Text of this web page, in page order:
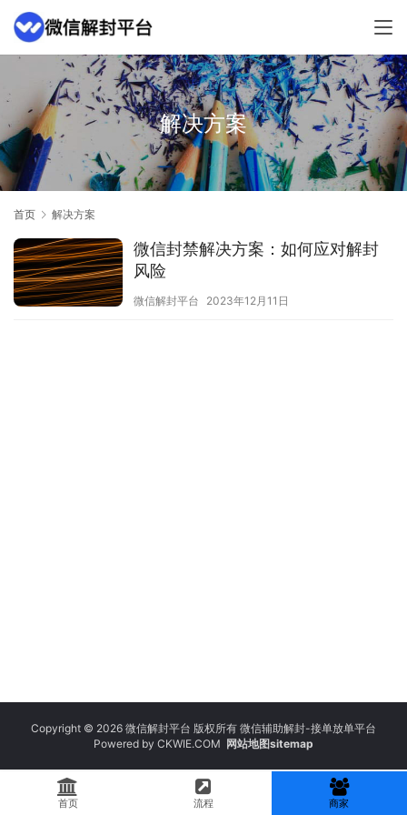
解决方案
首页 解决方案
微信封禁解决方案：如何应对解封
风险
微信解封平台 2023年12月11日
Copyright © 2026 微信解封平台 版权所有 微信辅助解封-接单放单平台
Powered by CKWIE.COM 网站地图sitemap
首页 流程 商家